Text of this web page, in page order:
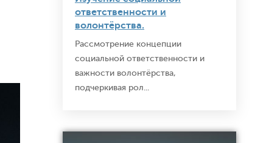
ответственности и
волонтёрства.
Рассмотрение концепции
социальной ответственности и
важности волонтёрства,
подчеркивая рол...